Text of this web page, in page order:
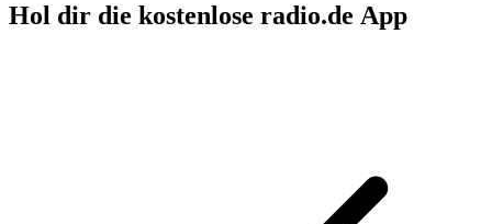
Hol dir die kostenlose radio.de App